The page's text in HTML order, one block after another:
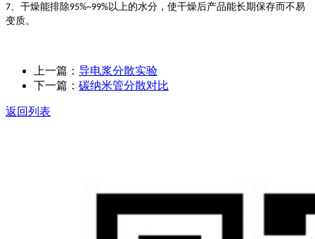
7 干燥能排除95%~99%以上的水分，使干燥后产品能长期保存而不易
变质。
上一篇： 导电浆分散实验
下一篇： 碳纳米管分散对比
返回列表